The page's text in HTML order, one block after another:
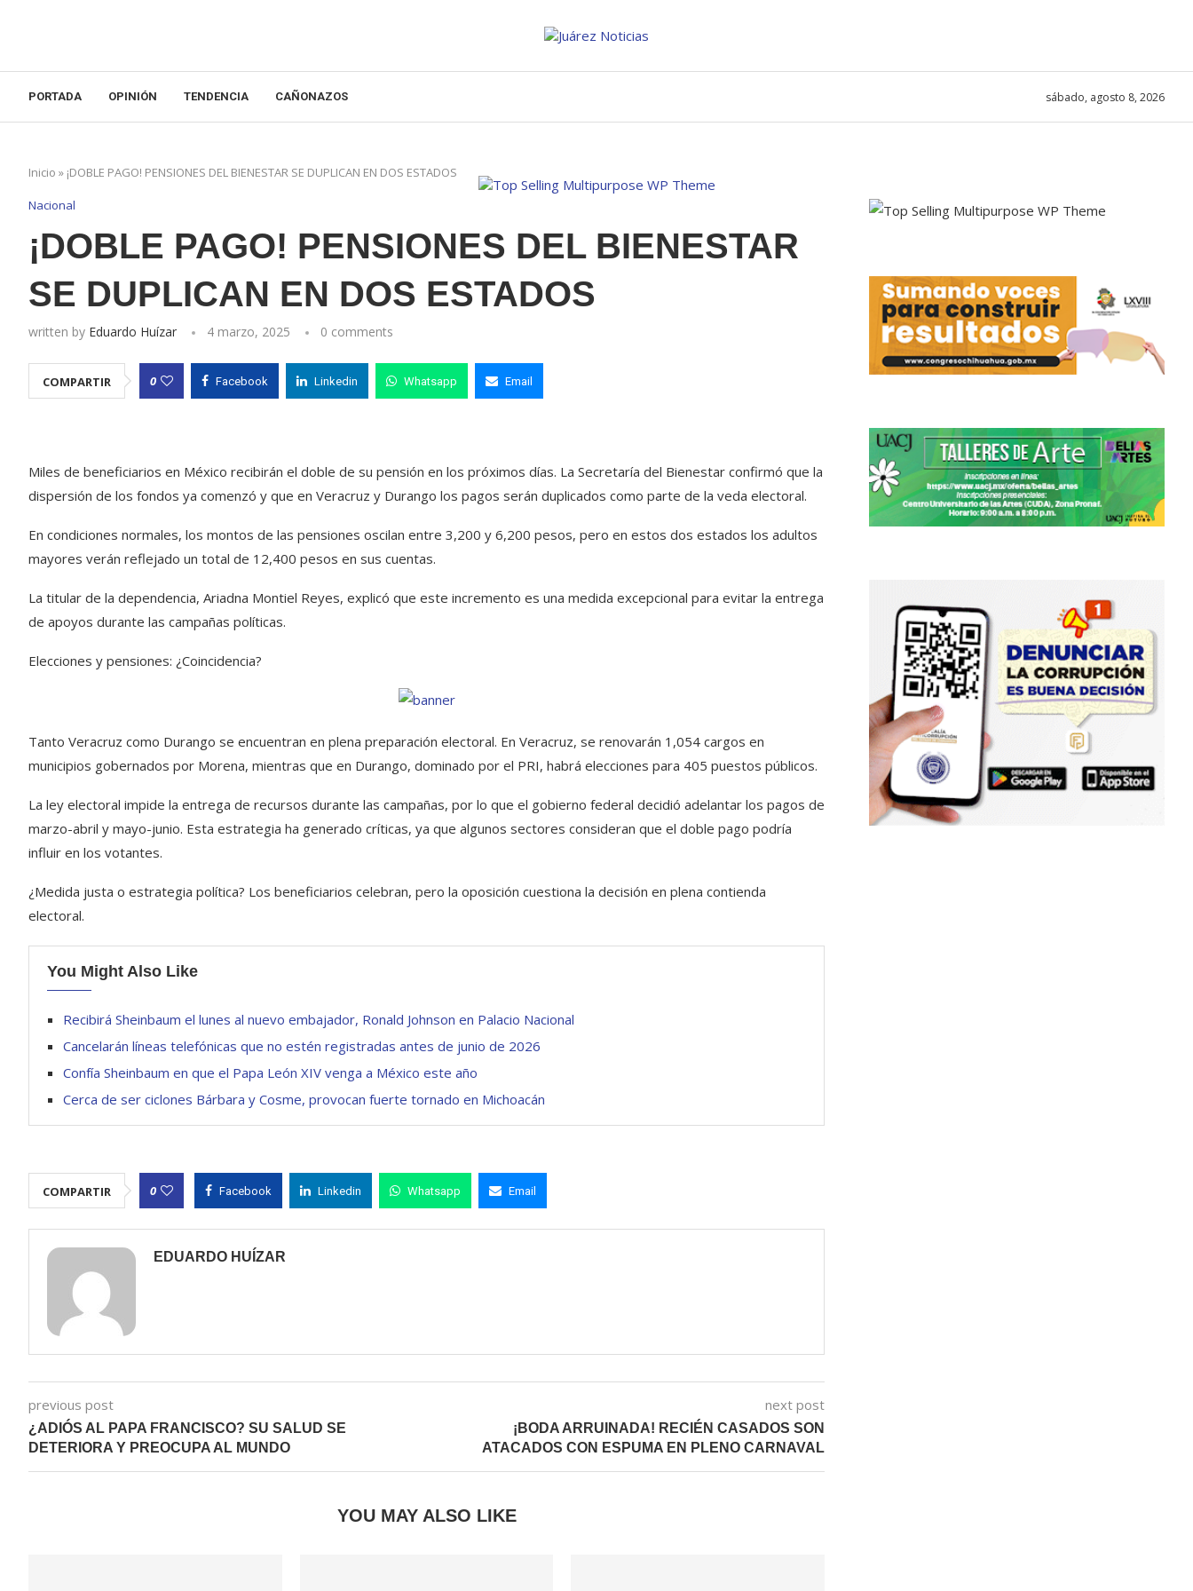
PORTADA OPINIÓN TENDENCIA CAÑONAZOS sábado, agosto 8, 2026
Inicio » ¡DOBLE PAGO! PENSIONES DEL BIENESTAR SE DUPLICAN EN DOS ESTADOS
Nacional
¡DOBLE PAGO! PENSIONES DEL BIENESTAR
SE DUPLICAN EN DOS ESTADOS
written by Eduardo Huízar 4 marzo, 2025 0 comments
COMPARTIR 0 Facebook Linkedin Whatsapp Email
Miles de beneficiarios en México recibirán el doble de su pensión en los próximos días. La Secretaría del Bienestar confirmó que la
dispersión de los fondos ya comenzó y que en Veracruz y Durango los pagos serán duplicados como parte de la veda electoral.
En condiciones normales, los montos de las pensiones oscilan entre 3,200 y 6,200 pesos, pero en estos dos estados los adultos
mayores verán reflejado un total de 12,400 pesos en sus cuentas.
La titular de la dependencia, Ariadna Montiel Reyes, explicó que este incremento es una medida excepcional para evitar la entrega
de apoyos durante las campañas políticas.
Elecciones y pensiones: ¿Coincidencia?
Tanto Veracruz como Durango se encuentran en plena preparación electoral. En Veracruz, se renovarán 1,054 cargos en
municipios gobernados por Morena, mientras que en Durango, dominado por el PRI, habrá elecciones para 405 puestos públicos.
La ley electoral impide la entrega de recursos durante las campañas, por lo que el gobierno federal decidió adelantar los pagos de
marzo-abril y mayo-junio. Esta estrategia ha generado críticas, ya que algunos sectores consideran que el doble pago podría
influir en los votantes.
¿Medida justa o estrategia política? Los beneficiarios celebran, pero la oposición cuestiona la decisión en plena contienda
electoral.
You Might Also Like
Recibirá Sheinbaum el lunes al nuevo embajador, Ronald Johnson en Palacio Nacional
Cancelarán líneas telefónicas que no estén registradas antes de junio de 2026
Confía Sheinbaum en que el Papa León XIV venga a México este año
Cerca de ser ciclones Bárbara y Cosme, provocan fuerte tornado en Michoacán
COMPARTIR 0 Facebook Linkedin Whatsapp Email
EDUARDO HUÍZAR
previous post
¿ADIÓS AL PAPA FRANCISCO? SU SALUD SE
DETERIORA Y PREOCUPA AL MUNDO
next post
¡BODA ARRUINADA! RECIÉN CASADOS SON
ATACADOS CON ESPUMA EN PLENO CARNAVAL
YOU MAY ALSO LIKE